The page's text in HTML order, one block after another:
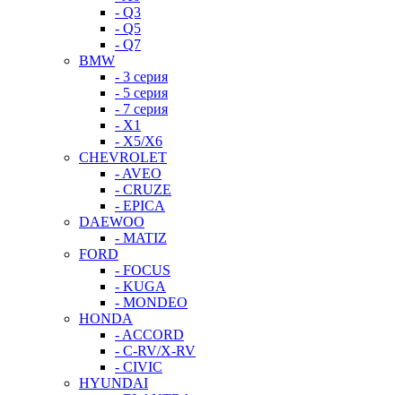
- Q3
- Q5
- Q7
BMW
- 3 серия
- 5 серия
- 7 серия
- X1
- X5/X6
CHEVROLET
- AVEO
- CRUZE
- EPICA
DAEWOO
- MATIZ
FORD
- FOCUS
- KUGA
- MONDEO
HONDA
- ACCORD
- C-RV/X-RV
- CIVIC
HYUNDAI